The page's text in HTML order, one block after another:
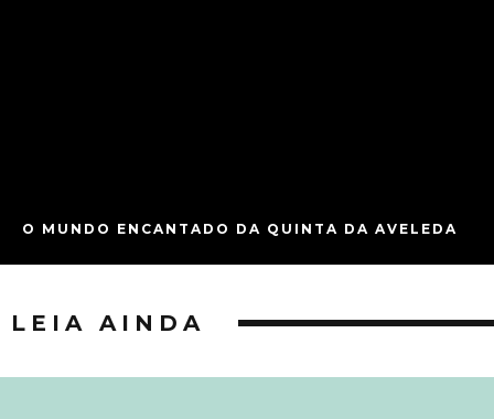
O MUNDO ENCANTADO DA QUINTA DA AVELEDA
LEIA AINDA